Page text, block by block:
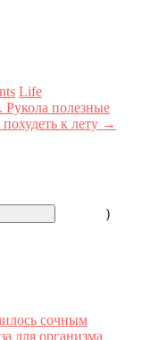
Life
полезные
к лету →
)
сочным
для организма